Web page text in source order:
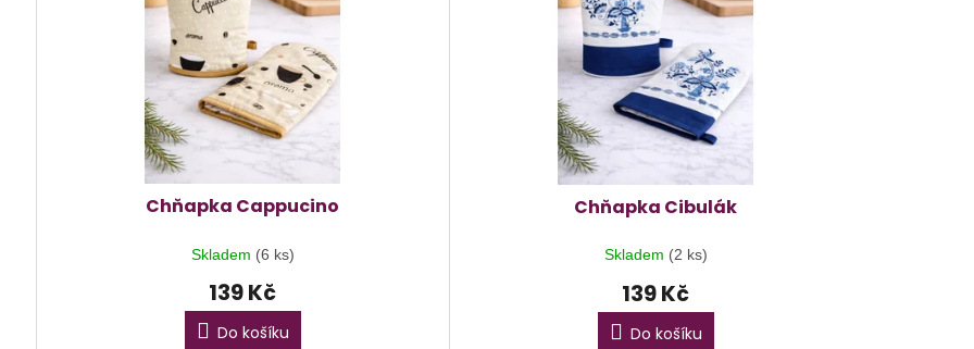
Chňapka Cappucino
Skladem (6 ks)
139 Kč
Do košíku
Chňapka Cibulák
Skladem (2 ks)
139 Kč
Do košíku